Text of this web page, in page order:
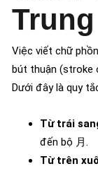
Việc viết chữ
bút thuận (stroke
Dưới đây là quy
Từ trái
đến bộ 月.
Từ trên